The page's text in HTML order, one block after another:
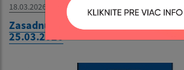
18.03.2026
Zasadnutie Obecného
25.03.2026